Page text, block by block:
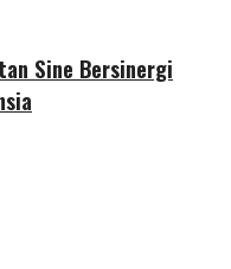
Sine Bersinergi